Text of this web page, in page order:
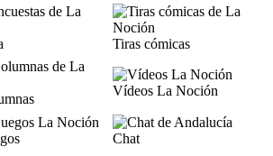
Tiras cómicas
Vídeos La Noción
Chat